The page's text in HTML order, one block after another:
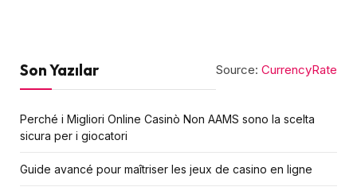
Source: CurrencyRate
Son Yazılar
Perché i Migliori Online Casinò Non AAMS sono la scelta
sicura per i giocatori
Guide avancé pour maîtriser les jeux de casino en ligne